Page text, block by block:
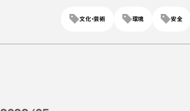
安全
環境
文化・芸術